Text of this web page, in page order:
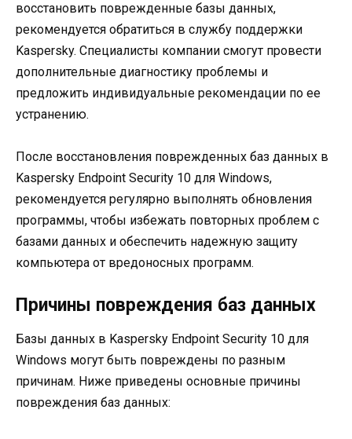
восстановить поврежденные базы данных,
рекомендуется обратиться в службу поддержки
Kaspersky. Специалисты компании смогут провести
дополнительные диагностику проблемы и
предложить индивидуальные рекомендации по ее
устранению.
После восстановления поврежденных баз данных в
Kaspersky Endpoint Security 10 для Windows,
рекомендуется регулярно выполнять обновления
программы, чтобы избежать повторных проблем с
базами данных и обеспечить надежную защиту
компьютера от вредоносных программ.
Причины повреждения баз данных
Базы данных в Kaspersky Endpoint Security 10 для
Windows могут быть повреждены по разным
причинам. Ниже приведены основные причины
повреждения баз данных: